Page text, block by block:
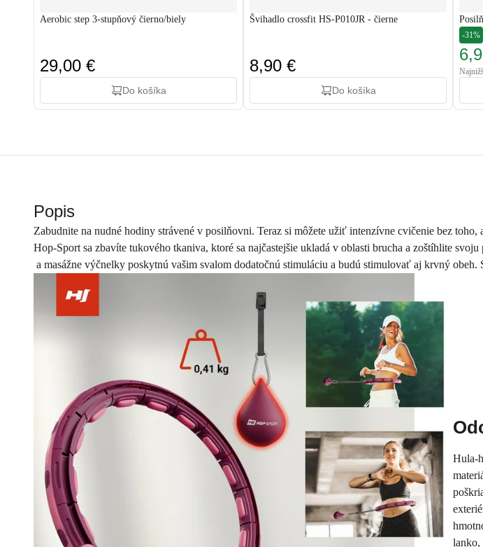
Aerobic step 3-stupňový čierno/biely
29,00 €
Do košíka
Švihadlo crossfit HS-P010JR - čierne
8,90 €
Do košíka
-31%
Popis
Zabudnite na nudné hodiny strávené v posilňovni. Teraz si môžete užiť intenzívne cvičenie bez
Hop-Sport sa zbavíte tukového tkaniva, ktoré sa najčastejšie ukladá v oblasti brucha a zoštíhlite
a masážne výčnelky poskytnú vašim svalom dodatočnú stimuláciu a budú stimulovať aj krvný
Hula-